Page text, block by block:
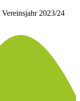
2023/24